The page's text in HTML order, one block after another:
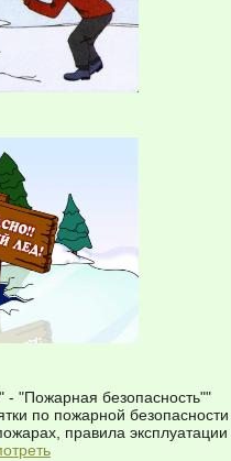
- "Пожарная безопасность""
по пожарной безопасности
правила эксплуатации